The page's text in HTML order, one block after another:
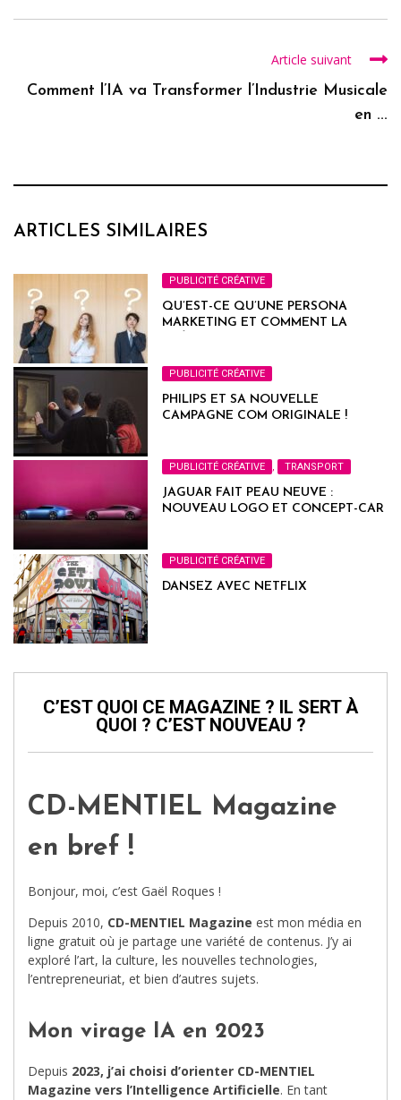
Article suivant
Comment l’IA va Transformer l’Industrie Musicale
en ...
ARTICLES SIMILAIRES
PUBLICITÉ CRÉATIVE
QU’EST-CE QU’UNE PERSONA
MARKETING ET COMMENT LA
PUBLICITÉ CRÉATIVE
PHILIPS ET SA NOUVELLE
CAMPAGNE COM ORIGINALE !
PUBLICITÉ CRÉATIVE , TRANSPORT
JAGUAR FAIT PEAU NEUVE :
NOUVEAU LOGO ET CONCEPT-CAR
PUBLICITÉ CRÉATIVE
DANSEZ AVEC NETFLIX
C’EST QUOI CE MAGAZINE ? IL SERT À
QUOI ? C’EST NOUVEAU ?
CD-MENTIEL Magazine
en bref !
Bonjour, moi, c’est Gaël Roques !
Depuis 2010, CD-MENTIEL Magazine est mon média en
ligne gratuit où je partage une variété de contenus. J’y ai
exploré l’art, la culture, les nouvelles technologies,
l’entrepreneuriat, et bien d’autres sujets.
Mon virage IA en 2023
Depuis 2023, j’ai choisi d’orienter CD-MENTIEL
Magazine vers l’Intelligence Artificielle. En tant